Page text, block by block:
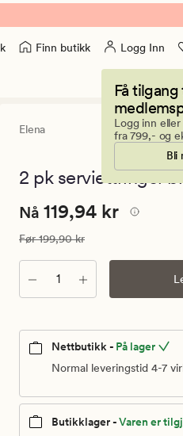
Finn butikk Logg Inn
Få
Logg inn
fra 799,- og
Bli
Elena
2 pk serviettringer
Nåværende
119,94
kr.
Vanlig
pris
Nåværende pris
Nå 119,94 kr
Vanlig pris 199,90 kr
Før199,90 kr
Antall
Nettbutikk - På lager
Normal leveringstid 4-7
Butikklager -Varen er